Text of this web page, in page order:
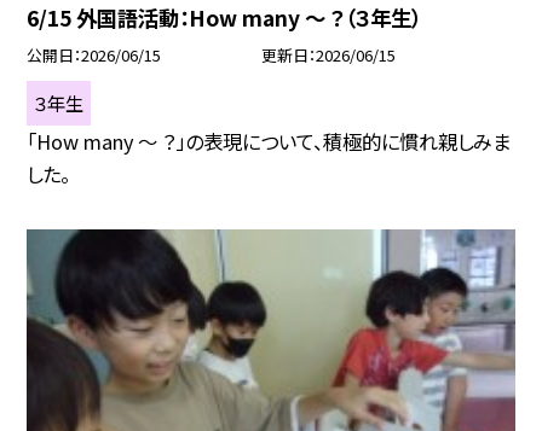
6/15 外国語活動：How many ～ ？（３年生）
公開日 2026/06/15 更新日 2026/06/15
３年生
「How many ～ ？」の表現について、積極的に慣れ親しみま
した。